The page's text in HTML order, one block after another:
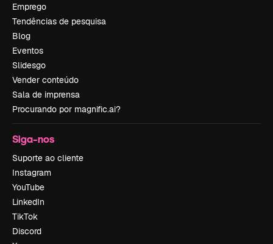
Emprego
Tendências de pesquisa
Blog
Eventos
Slidesgo
Vender conteúdo
Sala de imprensa
Procurando por magnific.ai?
Siga-nos
Suporte ao cliente
Instagram
YouTube
LinkedIn
TikTok
Discord